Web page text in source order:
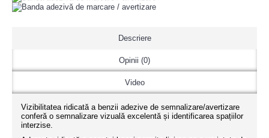
Descriere
Opinii (0)
Video
Vizibilitatea ridicată a benzii adezive de semnalizare/avertizare
conferă o semnalizare vizuală excelentă și identificarea spațiilor
interzise.